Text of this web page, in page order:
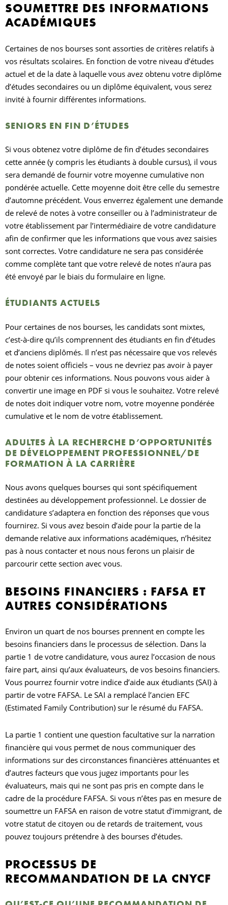
SOUMETTRE DES INFORMATIONS
ACADÉMIQUES
Certaines de nos bourses sont assorties de critères relatifs à
vos résultats scolaires. En fonction de votre niveau d’études
actuel et de la date à laquelle vous avez obtenu votre diplôme
d’études secondaires ou un diplôme équivalent, vous serez
invité à fournir différentes informations.
SENIORS EN FIN D’ÉTUDES
Si vous obtenez votre diplôme de fin d’études secondaires
cette année (y compris les étudiants à double cursus), il vous
sera demandé de fournir votre moyenne cumulative non
pondérée actuelle. Cette moyenne doit être celle du semestre
d’automne précédent. Vous enverrez également une demande
de relevé de notes à votre conseiller ou à l’administrateur de
votre établissement par l’intermédiaire de votre candidature
afin de confirmer que les informations que vous avez saisies
sont correctes. Votre candidature ne sera pas considérée
comme complète tant que votre relevé de notes n’aura pas
été envoyé par le biais du formulaire en ligne.
ÉTUDIANTS ACTUELS
Pour certaines de nos bourses, les candidats sont mixtes,
c’est-à-dire qu’ils comprennent des étudiants en fin d’études
et d’anciens diplômés. Il n’est pas nécessaire que vos relevés
de notes soient officiels – vous ne devriez pas avoir à payer
pour obtenir ces informations. Nous pouvons vous aider à
convertir une image en PDF si vous le souhaitez. Votre relevé
de notes doit indiquer votre nom, votre moyenne pondérée
cumulative et le nom de votre établissement.
ADULTES À LA RECHERCHE D’OPPORTUNITÉS
DE DÉVELOPPEMENT PROFESSIONNEL/DE
FORMATION À LA CARRIÈRE
Nous avons quelques bourses qui sont spécifiquement
destinées au développement professionnel. Le dossier de
candidature s’adaptera en fonction des réponses que vous
fournirez. Si vous avez besoin d’aide pour la partie de la
demande relative aux informations académiques, n’hésitez
pas à nous contacter et nous nous ferons un plaisir de
parcourir cette section avec vous.
BESOINS FINANCIERS : FAFSA ET
AUTRES CONSIDÉRATIONS
Environ un quart de nos bourses prennent en compte les
besoins financiers dans le processus de sélection. Dans la
partie 1 de votre candidature, vous aurez l’occasion de nous
faire part, ainsi qu’aux évaluateurs, de vos besoins financiers.
Vous pourrez fournir votre indice d’aide aux étudiants (SAI) à
partir de votre FAFSA. Le SAI a remplacé l’ancien EFC
(Estimated Family Contribution) sur le résumé du FAFSA.
La partie 1 contient une question facultative sur la narration
financière qui vous permet de nous communiquer des
informations sur des circonstances financières atténuantes et
d’autres facteurs que vous jugez importants pour les
évaluateurs, mais qui ne sont pas pris en compte dans le
cadre de la procédure FAFSA. Si vous n’êtes pas en mesure de
soumettre un FAFSA en raison de votre statut d’immigrant, de
votre statut de citoyen ou de retards de traitement, vous
pouvez toujours prétendre à des bourses d’études.
PROCESSUS DE
RECOMMANDATION DE LA CNYCF